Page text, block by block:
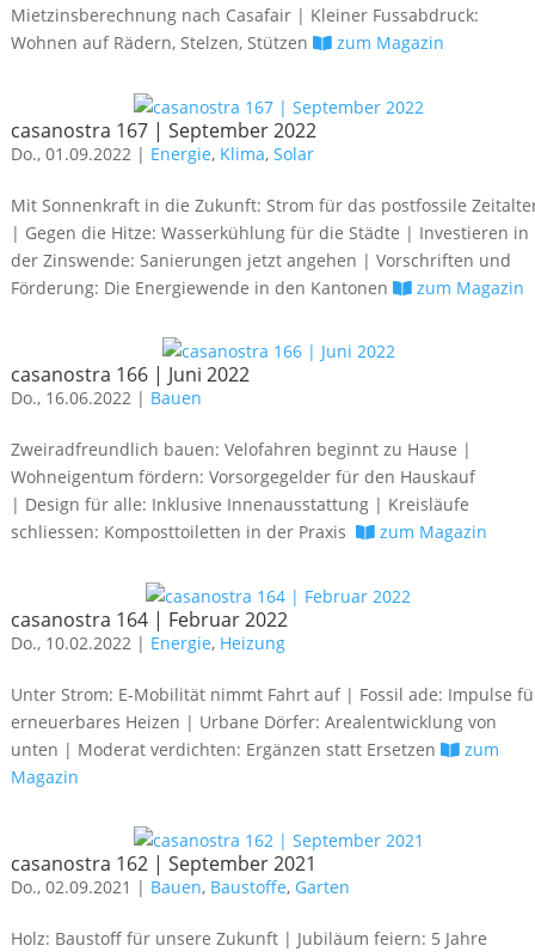
Mietzinsberechnung nach Casafair | Kleiner Fussabdruck:
Wohnen auf Rädern, Stelzen, Stützen
zum Magazin
casanostra 167 | September 2022
Do., 01.09.2022 | Energie, Klima, Solar
Mit Sonnenkraft in die Zukunft: Strom für das postfossile
| Gegen die Hitze: Wasserkühlung für die Städte | Investieren in
der Zinswende: Sanierungen jetzt angehen | Vorschriften und
Förderung: Die Energiewende in den Kantonen
zum Magazin
casanostra 166 | Juni 2022
Do., 16.06.2022 | Bauen
Zweiradfreundlich bauen: Velofahren beginnt zu Hause |
Wohneigentum fördern: Vorsorgegelder für den Hauskauf
| Design für alle: Inklusive Innenausstattung | Kreisläufe
schliessen: Komposttoiletten in der Praxis
zum Magazin
casanostra 164 | Februar 2022
Do., 10.02.2022 | Energie, Heizung
Unter Strom: E-Mobilität nimmt Fahrt auf | Fossil ade: Impulse
erneuerbares Heizen | Urbane Dörfer: Arealentwicklung von
unten | Moderat verdichten: Ergänzen statt Ersetzen
zum
Magazin
casanostra 162 | September 2021
Do., 02.09.2021 | Bauen, Baustoffe, Garten
Holz: Baustoff für unsere Zukunft | Jubiläum feiern: 5 Jahre